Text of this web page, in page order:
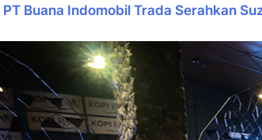
PT Buana Indomobil Trada Serahkan